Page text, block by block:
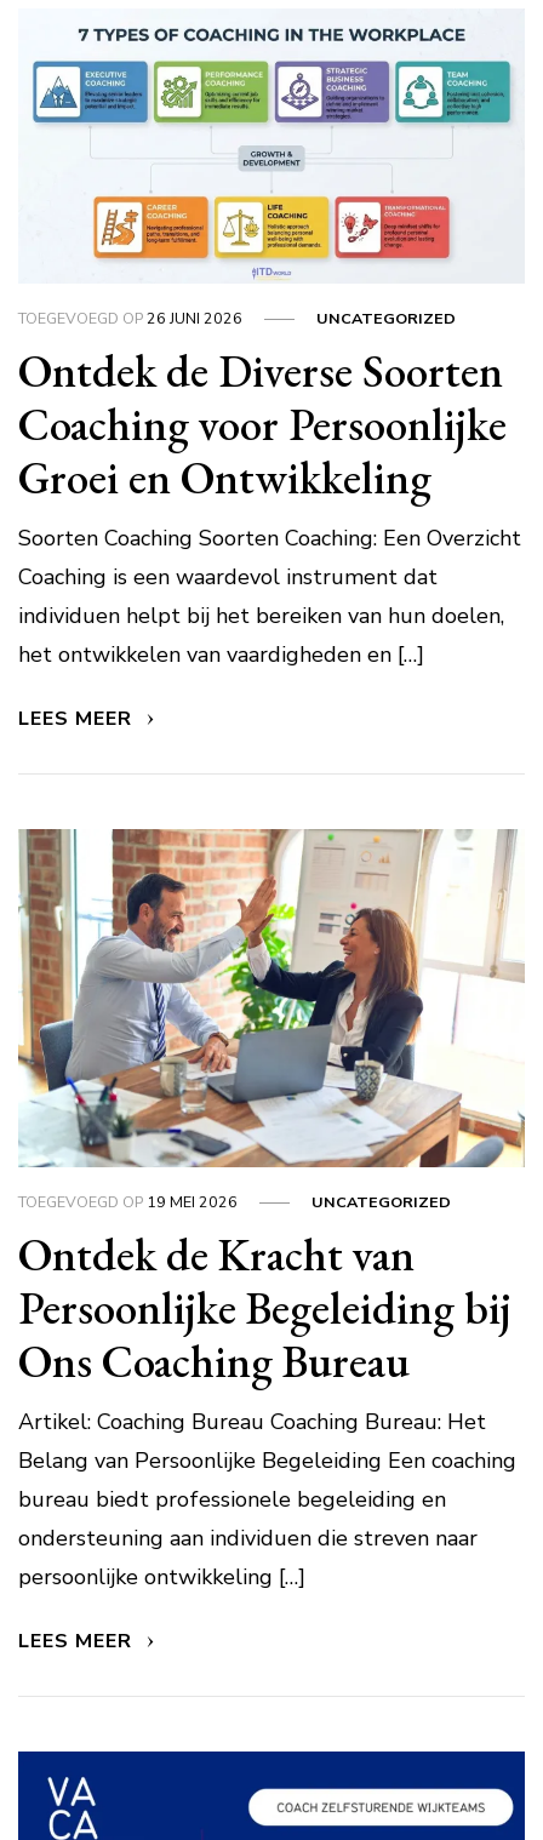
TOEGEVOEGD OP26 JUNI 2026 UNCATEGORIZED
Ontdek de Diverse Soorten
Coaching voor Persoonlijke
Groei en Ontwikkeling
Soorten Coaching Soorten Coaching: Een Overzicht
Coaching is een waardevol instrument dat
individuen helpt bij het bereiken van hun doelen,
het ontwikkelen van vaardigheden en […]
LEES MEER
TOEGEVOEGD OP 19 MEI 2026 UNCATEGORIZED
Ontdek de Kracht van
Persoonlijke Begeleiding bij
Ons Coaching Bureau
Artikel: Coaching Bureau Coaching Bureau: Het
Belang van Persoonlijke Begeleiding Een coaching
bureau biedt professionele begeleiding en
ondersteuning aan individuen die streven naar
persoonlijke ontwikkeling […]
LEES MEER